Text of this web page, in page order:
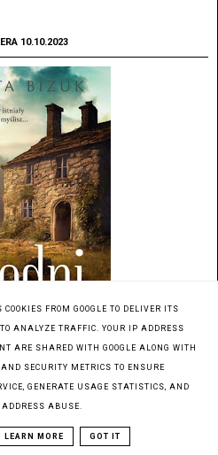
10.10.2023
Czytaninki
FROM GOOGLE TO DELIVER ITS
ANALYZE TRAFFIC. YOUR IP ADDRESS
ARE SHARED WITH GOOGLE ALONG WITH
SECURITY METRICS TO ENSURE
GENERATE USAGE STATISTICS, AND
ADDRESS ABUSE.
LEARN MORE GOT IT